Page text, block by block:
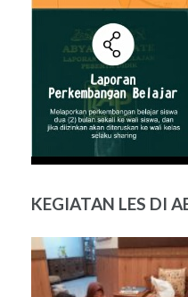
KEGIATAN LES DI